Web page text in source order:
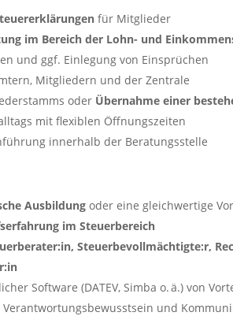
für Mitglieder
im Bereich der Lohn- und
und ggf. Einlegung von Einsprüchen
Mitgliedern und der Zentrale
oder Übernahme einer
mit flexiblen Öffnungszeiten
innerhalb der Beratungsstelle
Ausbildung oder eine gleichwertige
im Steuerbereich
Steuerbevollmächtigte:r,
Software (DATEV, Simba o. ä.) von
und